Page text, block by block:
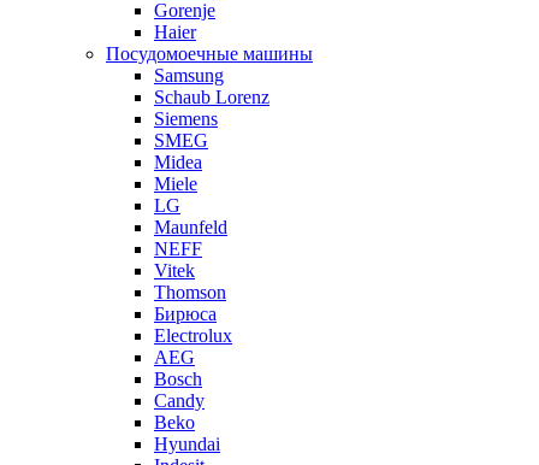
Gorenje
Haier
Посудомоечные машины
Samsung
Schaub Lorenz
Siemens
SMEG
Midea
Miele
LG
Maunfeld
NEFF
Vitek
Thomson
Бирюса
Electrolux
AEG
Bosch
Candy
Beko
Hyundai